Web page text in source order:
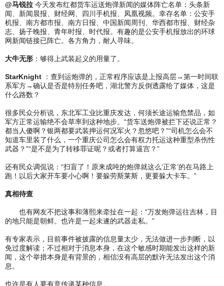
@马锐拉 今天发布红都货车运送炮弹新闻的媒体阵亡名单：头条新
闻、新闻晨报、财经网、四川手机报、凤凰视频。幸存名单：公安手
机报、南方都市报、南方日报、中国新闻周刊、华西都市报、财经杂
志、扬子晚报、青年时报、时代报。有趣的是公安手机报放出的环球
网新闻链接已阵亡。各方角力，耐人寻味。
大牛无形 ：够得上武装起义的用量了。
StarKnight
系军方→确认是否是特别任务吧，湖北警方反倒透露给了媒体，这是
什么路数？
很多民众分析说，东北军工业比重庆发达，何须长途运输危禁品，如
军方正常运输绝不会草率到这种地步。“货车送炮弹被拦下还说正常？
都当人傻啊？银两都要武装押运何况军火？忽悠吧？”“司机怎么会不
知道车里装了什么，一个重庆公司怎么会有权力托运这种重型杀伤性
武器？”“是不是为了转移罪证呢？或者打算逼宫？”
还有民众调侃说：“扫盲了！原来成吨的炮弹就这么‘正常’的在马路上
跑！以后大家开车要小心啊！要躲劳斯莱斯，更要躲大卡车。”
真相待查
也有网友不把这事和薄熙来牵扯在一起：“万发炮弹运往吉林，目
的地只能是朝鲜。也许是一起未遂的武器走私。”
有专家表示，目前事件被披露的信息量太少，无法做进一步判断，以
免过度解读；不过相对于消息本身，在这个敏感时期能发出这样的新
闻，这个举措本身是有背景的，相信没有高层的默许无法发出这个消
息。
也许是有人要有意传递某种信息。